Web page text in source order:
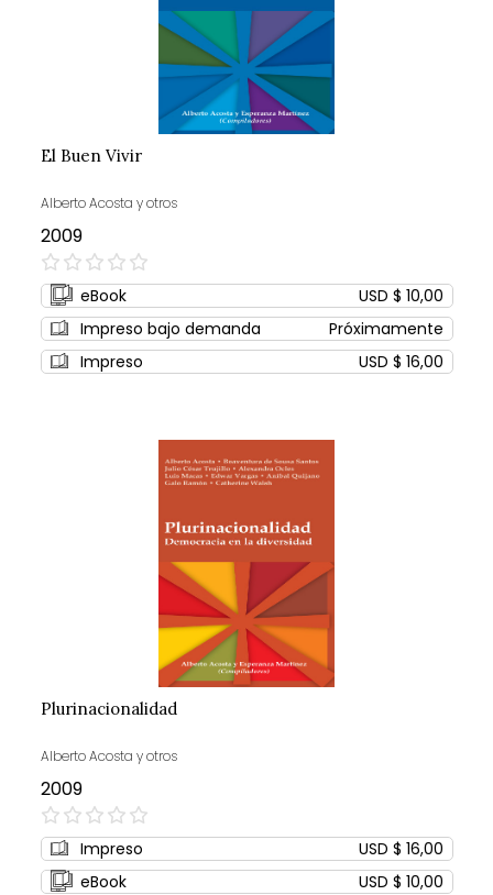
El Buen Vivir
Alberto Acosta y otros
2009
0%
eBook
USD $ 10,00
Impreso bajo demanda
Próximamente
Impreso
USD $ 16,00
Plurinacionalidad
Alberto Acosta y otros
2009
0%
Impreso
USD $ 16,00
eBook
USD $ 10,00